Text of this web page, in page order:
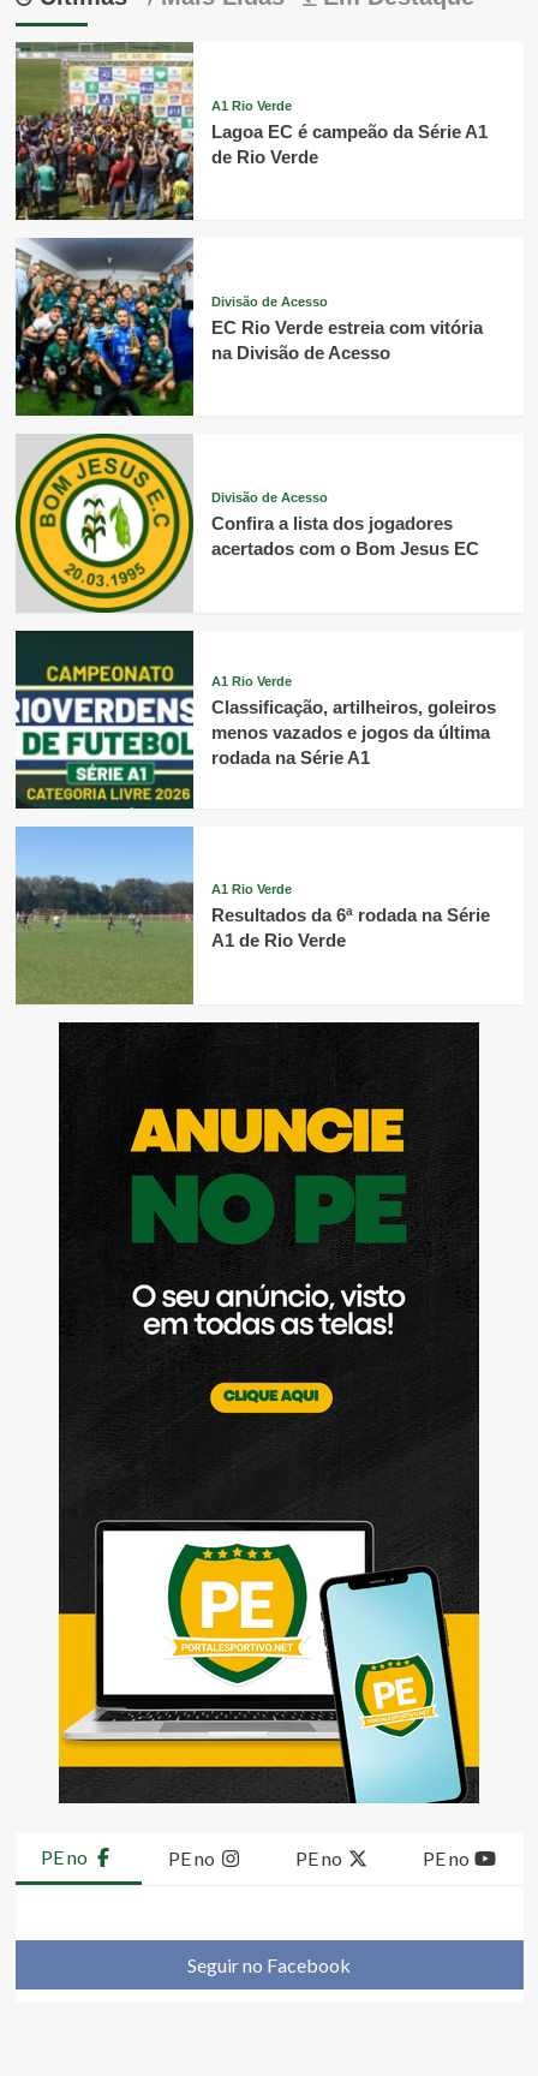
A1 Rio Verde
Lagoa EC é campeão da Série A1
de Rio Verde
Divisão de Acesso
EC Rio Verde estreia com vitória
na Divisão de Acesso
Divisão de Acesso
Confira a lista dos jogadores
acertados com o Bom Jesus EC
A1 Rio Verde
Classificação, artilheiros, goleiros
menos vazados e jogos da última
rodada na Série A1
A1 Rio Verde
Resultados da 6ª rodada na Série
A1 de Rio Verde
PE no PE no PE no PE no
Seguir no Facebook